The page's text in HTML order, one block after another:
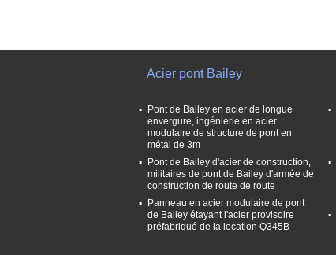
Acier pont Bailey
Pont de Bailey en acier de longue
envergure, ingénierie en acier
modulaire de structure de pont en
métal de 3m
Pont de Bailey d'acier de construction,
militaires de pont de Bailey d'armée de
construction de route de route
Panneau en acier modulaire de pont
de Bailey étayant l'acier provisoire
préfabriqué de la location Q345B